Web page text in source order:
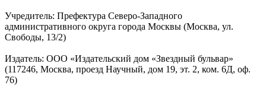
Учредитель: Префектура Северо-Западного
административного округа города Москвы (Москва, ул.
Свободы, 13/2)
Издатель: ООО «Издательский дом «Звездный бульвар»
(117246, Москва, проезд Научный, дом 19, эт. 2, ком. 6Д, оф.
76)